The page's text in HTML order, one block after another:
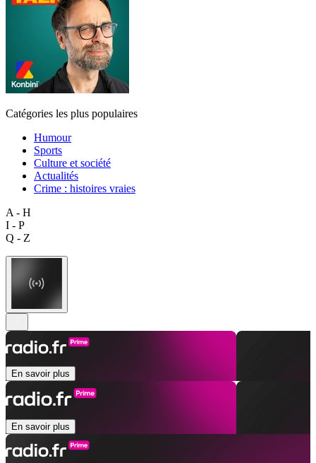
Catégories les plus populaires
Humour
Sports
Culture et société
Actualités
Crime : histoires vraies
A - H
I - P
Q - Z
En savoir plus
En savoir plus